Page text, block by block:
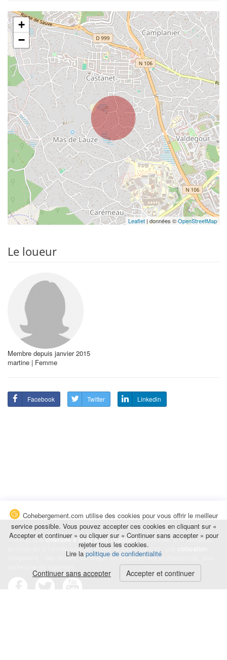
+
−
Leaflet | données ©OpenStreetMap
Le loueur
Membre depuis janvier 2015
martine | Femme
Facebook Twitter Linkedin
Trouvez unechambre à louer chez l'habitantà la nuitée, à la semaine,
au mois ou à l'année pour de courts et longs séjours, une
temporaire : des études, un stage, un déplacement professionnel, une
Cohebergement.com utilise des cookies pour vous offrir le meilleur
service possible. Vous pouvez accepter ces cookies en cliquant sur «
Accepter et continuer » ou cliquer sur « Continuer sans accepter » pour
rejeter tous les cookies.
Lire la politique de confidentialité
Continuer sans accepter Accepter et continuer